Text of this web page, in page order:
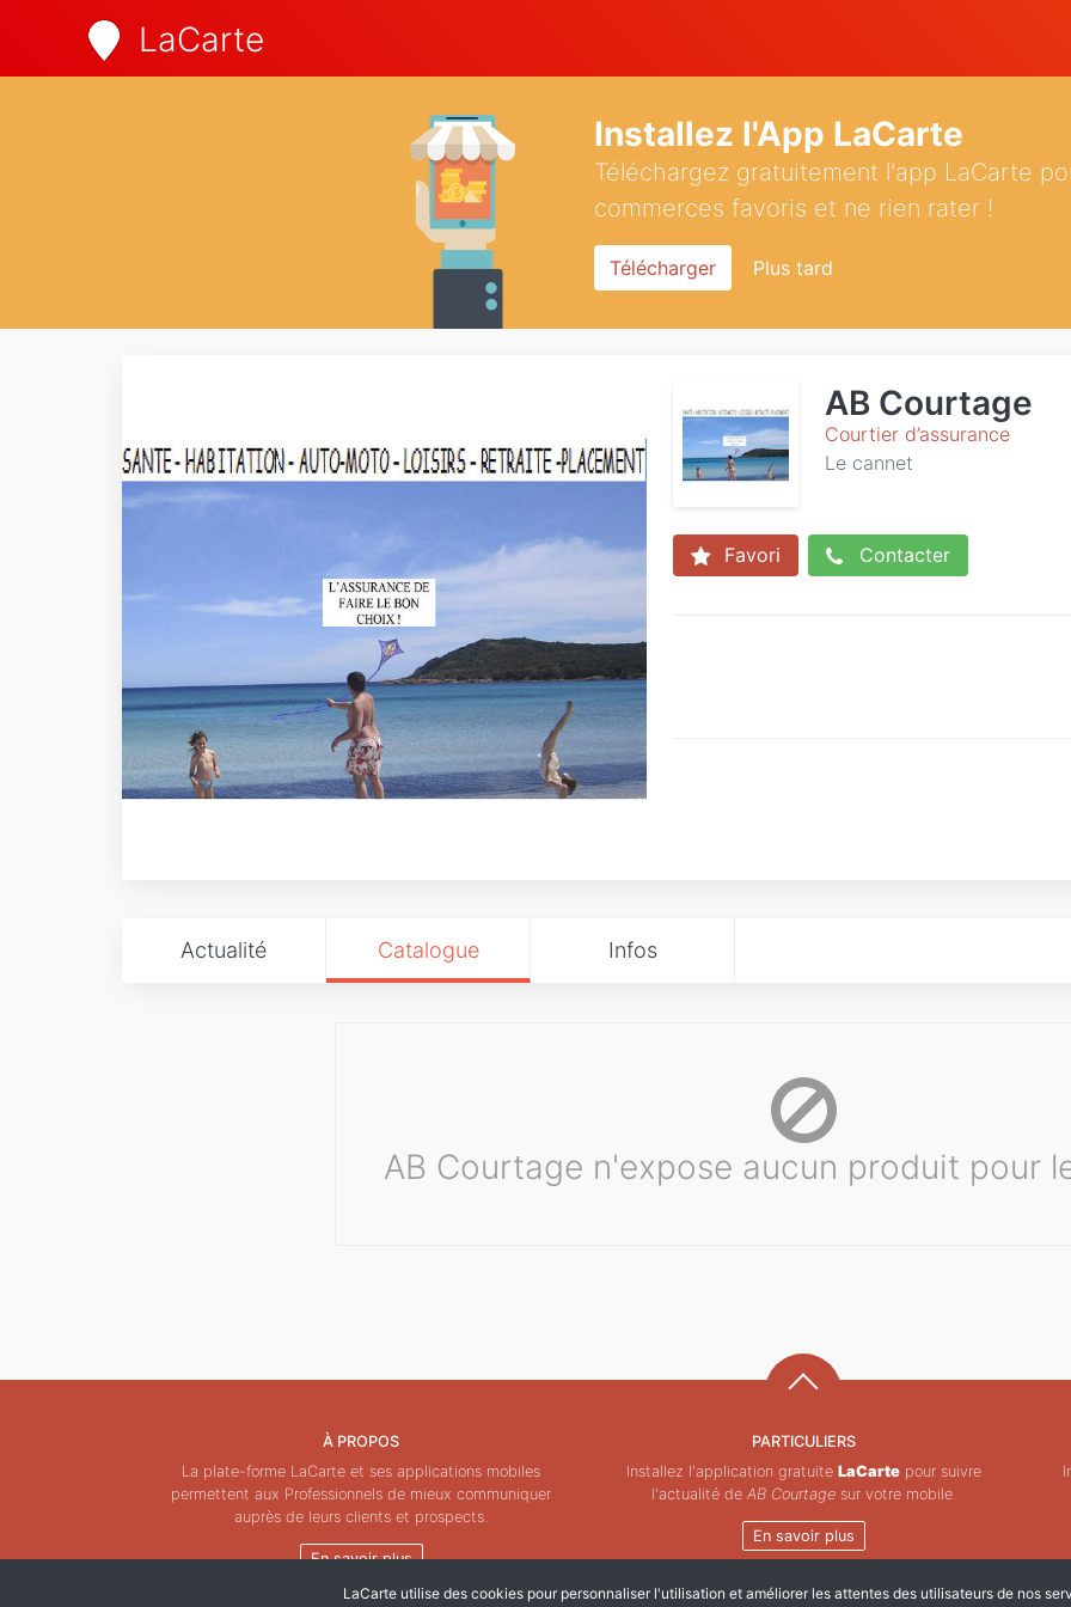
LaCarte
Installez l'App LaCarte
Téléchargez gratuitement l'app LaCarte
commerces favoris et ne rien rater !
Télécharger Plus tard
AB Courtage
Courtier d’assurance
Le cannet
Favori Contacter
Actualité Catalogue Infos
AB Courtage n'expose aucun produit pour
À PROPOS
La plate-forme LaCarte et ses applications mobiles
permettent aux Professionnels de mieux communiquer
auprès de leurs clients et prospects.
En savoir plus
PARTICULIERS
Installez l'application gratuite LaCartepour suivre
l'actualité de AB Courtagesur votre mobile.
En savoir plus
LaCarte utilise des cookies pour personnaliser l'utilisation et améliorer les attentes des utilisateurs de nos